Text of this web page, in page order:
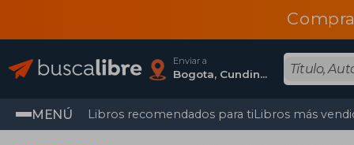
Enviar a
Bogota, Cundinamarca
MENÚ Libros recomendados para tiLibros más